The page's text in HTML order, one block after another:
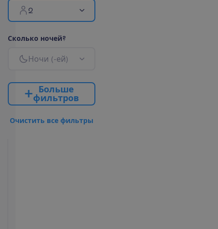
2
Сколько ночей?
Ночи (-ей)
Больше
фильтров
Очистить все фильтры